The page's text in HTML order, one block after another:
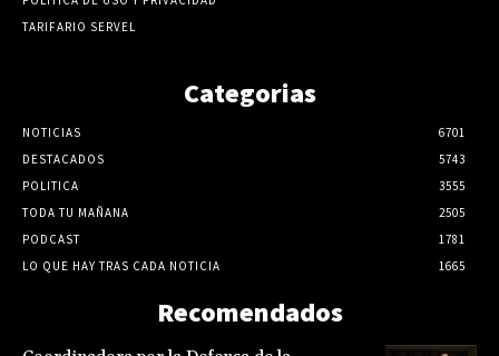
TARIFARIO SERVEL
Categorias
NOTICIAS
6701
DESTACADOS
5743
POLITICA
3555
TODA TU MAÑANA
2505
PODCAST
1781
LO QUE HAY TRAS CADA NOTICIA
1665
Recomendados